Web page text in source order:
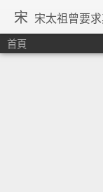
宋 宋太祖曾要求其子孫永遠不得殺害文人，文人在宋朝地位得到了空前的提升，重文輕武的風氣在宋朝達到了極致，「好男不當兵」「學而優則仕
首頁